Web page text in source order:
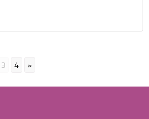
3 4 »